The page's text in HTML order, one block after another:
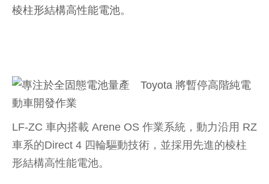
棱柱形結構高性能電池。
LF-ZC 車內搭載 Arene OS 作業系統，動力沿用 RZ
車系的Direct 4 四輪驅動技術，並採用先進的棱柱
形結構高性能電池。